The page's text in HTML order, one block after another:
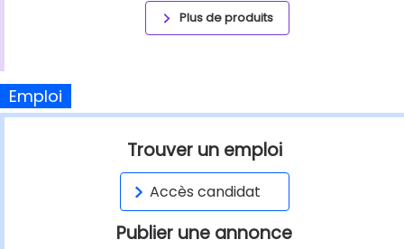
Plus de produits
Emploi
Trouver un emploi
Accès candidat
Publier une annonce